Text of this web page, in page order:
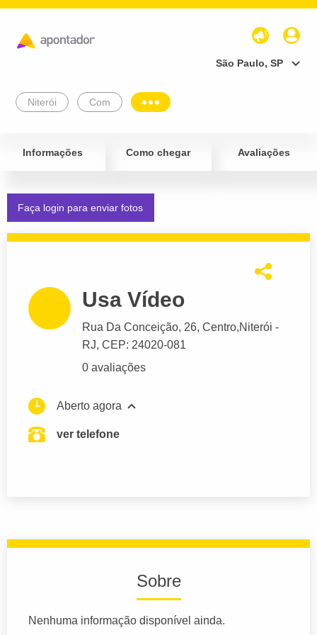
São Paulo, SP
Niterói Com
Informações Como chegar Avaliações
Faça login para enviar fotos
Usa Vídeo
Rua Da Conceição, 26, Centro,Niterói -
RJ, CEP: 24020-081
0 avaliações
Aberto agora
ver telefone
Sobre
Nenhuma informação disponível ainda.